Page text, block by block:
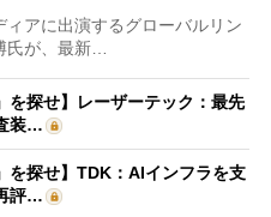
アに出演するグローバルリン
氏が、最新…
を探せ】レーザーテック：最先
装…
を探せ】TDK：AIインフラを支
評…